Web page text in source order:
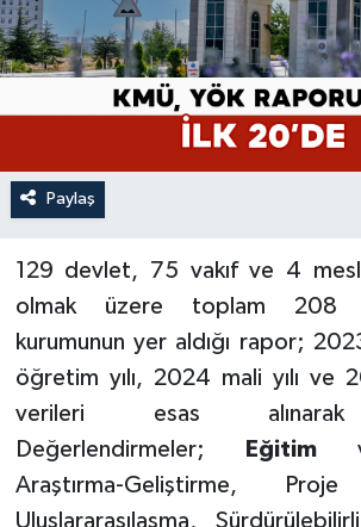
Paylaş
129 devlet, 75 vakıf ve 4
olmak üzere toplam 208
kurumunun yer aldığı rapor;
öğretim yılı, 2024 mali yılı ve
verileri esas alınarak
Değerlendirmeler;
Eğitim
Araştırma-Geliştirme,
Uluslararasılaşma,